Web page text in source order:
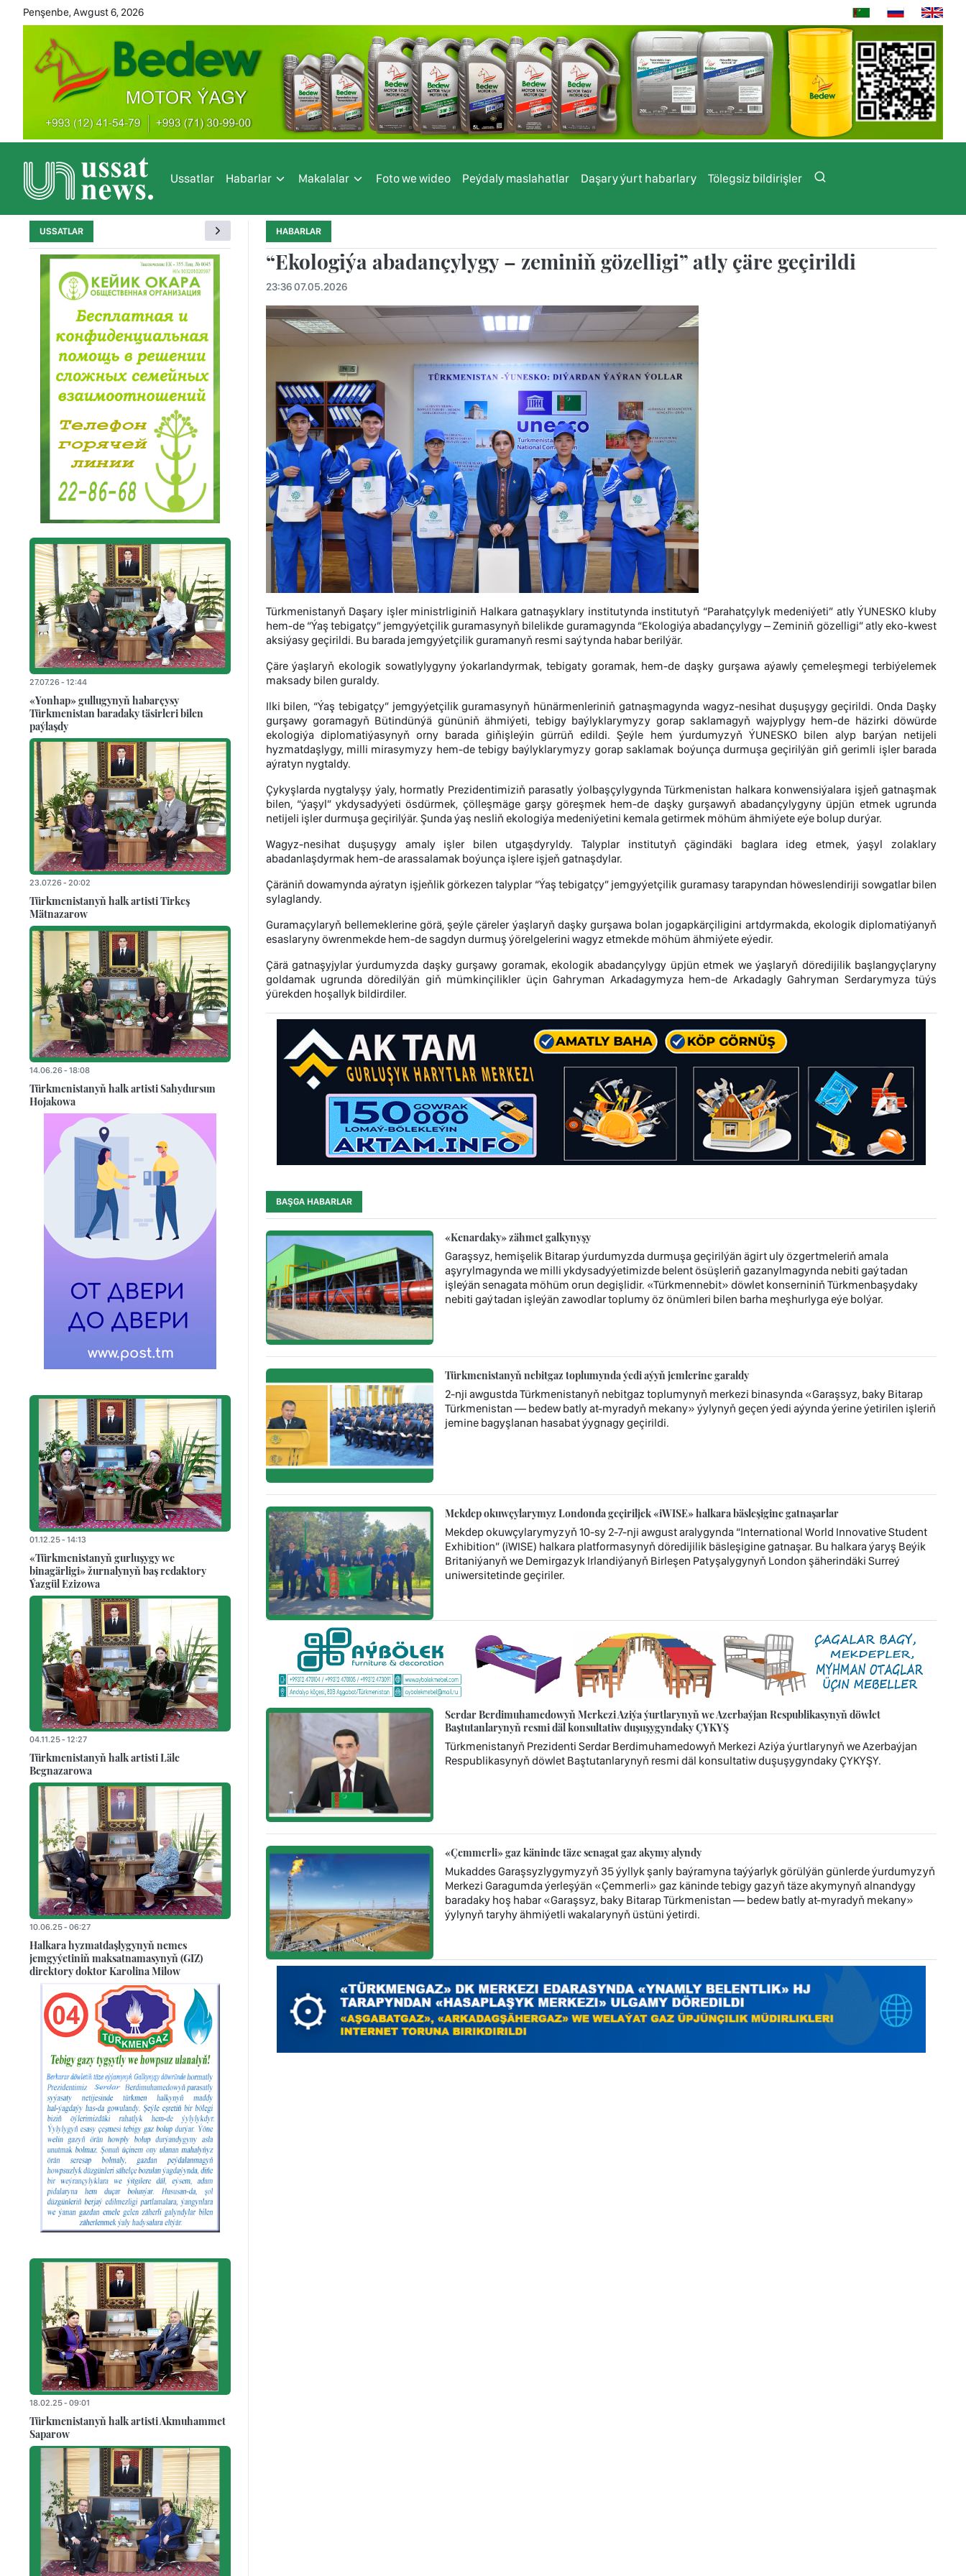
Penşenbe, Awgust 6, 2026
Ussatlar Habarlar Makalalar Foto we wideo Peýdaly maslahatlar Daşary ýurt habarlary Tölegsiz bildirişler
HABARLAR
“Ekologiýa abadançylygy – zeminiň gözelligi” atly çäre geçirildi
23:36 07.05.2026
Türkmenistanyň Daşary işler ministrliginiň Halkara gatnaşyklary institutynda institutyň “Parahatçylyk medeniýeti” atly ÝUNESKO kluby
hem-de “Ýaş tebigatçy” jemgyýetçilik guramasynyň bilelikde guramagynda “Ekologiýa abadançylygy – Zeminiň gözelligi” atly eko-kwest
aksiýasy geçirildi. Bu barada jemgyýetçilik guramanyň resmi saýtynda habar berilýär.
Çäre ýaşlaryň ekologik sowatlylygyny ýokarlandyrmak, tebigaty goramak, hem-de daşky gurşawa aýawly çemeleşmegi terbiýelemek
maksady bilen guraldy.
Ilki bilen, “Ýaş tebigatçy” jemgyýetçilik guramasynyň hünärmenleriniň gatnaşmagynda wagyz-nesihat duşuşygy geçirildi. Onda Daşky
gurşawy goramagyň Bütindünýä gününiň ähmiýeti, tebigy baýlyklarymyzy gorap saklamagyň wajyplygy hem-de häzirki döwürde
ekologiýa diplomatiýasynyň orny barada giňişleýin gürrüň edildi. Şeýle hem ýurdumyzyň ÝUNESKO bilen alyp barýan netijeli
hyzmatdaşlygy, milli mirasymyzy hem-de tebigy baýlyklarymyzy gorap saklamak boýunça durmuşa geçirilýän giň gerimli işler barada
aýratyn nygtaldy.
Çykyşlarda nygtalyşy ýaly, hormatly Prezidentimiziň parasatly ýolbaşçylygynda Türkmenistan halkara konwensiýalara işjeň gatnaşmak
bilen, “ýaşyl” ykdysadyýeti ösdürmek, çölleşmäge garşy göreşmek hem-de daşky gurşawyň abadançylygyny üpjün etmek ugrunda
netijeli işler durmuşa geçirilýär. Şunda ýaş nesliň ekologiýa medeniýetini kemala getirmek möhüm ähmiýete eýe bolup durýar.
Wagyz-nesihat duşuşygy amaly işler bilen utgaşdyryldy. Talyplar institutyň çägindäki baglara ideg etmek, ýaşyl zolaklary
abadanlaşdyrmak hem-de arassalamak boýunça işlere işjeň gatnaşdylar.
Çäräniň dowamynda aýratyn işjeňlik görkezen talyplar “Ýaş tebigatçy” jemgyýetçilik guramasy tarapyndan höweslendiriji sowgatlar bilen
sylaglandy.
Guramaçylaryň bellemeklerine görä, şeýle çäreler ýaşlaryň daşky gurşawa bolan jogapkärçiligini artdyrmakda, ekologik diplomatiýanyň
esaslaryny öwrenmekde hem-de sagdyn durmuş ýörelgelerini wagyz etmekde möhüm ähmiýete eýedir.
Çärä gatnaşyjylar ýurdumyzda daşky gurşawy goramak, ekologik abadançylygy üpjün etmek we ýaşlaryň döredijilik başlangyçlaryny
goldamak ugrunda döredilýän giň mümkinçilikler üçin Gahryman Arkadagymyza hem-de Arkadagly Gahryman Serdarymyza tüýs
ýürekden hoşallyk bildirdiler.
BAŞGA HABARLAR
«Kenardaky» zähmet galkynyşy
Garaşsyz, hemişelik Bitarap ýurdumyzda durmuşa geçirilýän ägirt uly özgertmeleriň amala
aşyrylmagynda we milli ykdysadyýetimizde belent ösüşleriň gazanylmagynda nebiti gaýtadan
işleýän senagata möhüm orun degişlidir. «Türkmennebit» döwlet konserniniň Türkmenbaşydaky
nebiti gaýtadan işleýän zawodlar toplumy öz önümleri bilen barha meşhurlyga eýe bolýar.
Türkmenistanyň nebitgaz toplumynda ýedi aýyň jemlerine garaldy
2-nji awgustda Türkmenistanyň nebitgaz toplumynyň merkezi binasynda «Garaşsyz, baky Bitarap
Türkmenistan — bedew batly at-myradyň mekany» ýylynyň geçen ýedi aýynda ýerine ýetirilen işleriň
jemine bagyşlanan hasabat ýygnagy geçirildi.
Mekdep okuwçylarymyz Londonda geçiriljek «iWISE» halkara bäsleşigine gatnaşarlar
Mekdep okuwçylarymyzyň 10-sy 2-7-nji awgust aralygynda “International World Innovative Student
Exhibition” (iWISE) halkara platformasynyň döredijilik bäsleşigine gatnaşar. Bu halkara ýaryş Beýik
Britaniýanyň we Demirgazyk Irlandiýanyň Birleşen Patyşalygynyň London şäherindäki Surreý
uniwersitetinde geçiriler.
Serdar Berdimuhamedowyň Merkezi Aziýa ýurtlarynyň we Azerbaýjan Respublikasynyň döwlet
Baştutanlarynyň resmi däl konsultatiw duşuşygyndaky ÇYKYŞ
Türkmenistanyň Prezidenti Serdar Berdimuhamedowyň Merkezi Aziýa ýurtlarynyň we Azerbaýjan
Respublikasynyň döwlet Baştutanlarynyň resmi däl konsultatiw duşuşygyndaky ÇYKYŞY.
«Çemmerli» gaz käninde täze senagat gaz akymy alyndy
Mukaddes Garaşsyzlygymyzyň 35 ýyllyk şanly baýramyna taýýarlyk görülýän günlerde ýurdumyzyň
Merkezi Garagumda ýerleşýän «Çemmerli» gaz käninde tebigy gazyň täze akymynyň alnandygy
baradaky hoş habar «Garaşsyz, baky Bitarap Türkmenistan — bedew batly at-myradyň mekany»
ýylynyň taryhy ähmiýetli wakalarynyň üstüni ýetirdi.
USSATLAR
27.07.26 - 12:44
«Yonhap» gullugynyň habarçysy
Türkmenistan baradaky täsirleri bilen
paýlaşdy
23.07.26 - 20:02
Türkmenistanyň halk artisti Tirkeş
Mätnazarow
14.06.26 - 18:08
Türkmenistanyň halk artisti Sahydursun
Hojakowa
01.12.25 - 14:13
«Türkmenistanyň gurluşygy we
binagärligi» žurnalynyň baş redaktory
Ýazgül Ezizowa
04.11.25 - 12:27
Türkmenistanyň halk artisti Läle
Begnazarowa
10.06.25 - 06:27
Halkara hyzmatdaşlygynyň nemes
jemgyýetiniň maksatnamasynyň (GIZ)
direktory doktor Karolina Milow
18.02.25 - 09:01
Türkmenistanyň halk artisti Akmuhammet
Saparow